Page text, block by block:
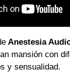
Anestesia
mansión con
y sensualidad.